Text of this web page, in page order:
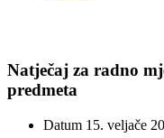
Natječaj za radno
predmeta
Datum 15. veljače